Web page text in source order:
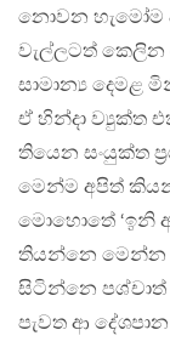
නොවන හැමෝම
වැල්ලටත්
සාමාන්‍ය දෙමළ
ඒ හින්දා ව්‍යුක්ත
තියෙන සංයුක්ත
මෙන්ම අපිත්
මොහොතේ ‘ඉනි
තියන්නෙ මෙන්න
සිටින්නෙ
පැවත ආ